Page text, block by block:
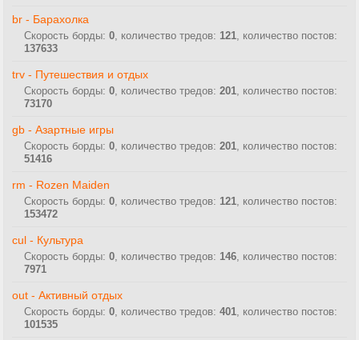
br - Барахолка
Скорость борды:0 , количество тредов: 121 , количество постов:
137633
trv - Путешествия и отдых
Скорость борды:0 , количество тредов:201 , количество постов:
73170
gb - Азартные игры
Скорость борды:0 , количество тредов:201 , количество постов:
51416
rm - Rozen Maiden
Скорость борды:0 , количество тредов: 121 , количество постов:
153472
cul - Культура
Скорость борды:0 , количество тредов: 146 , количество постов:
7971
out - Активный отдых
Скорость борды:0 , количество тредов:401 , количество постов:
101535